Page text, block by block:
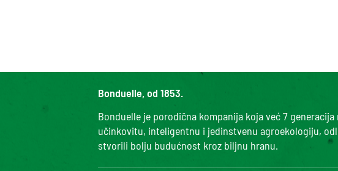
Bonduelle, od 1853.
Bonduelle je porodična kompanija koja već 7
učinkovitu, inteligentnu i jedinstvenu agroekologiju,
stvorili bolju budućnost kroz biljnu hranu.